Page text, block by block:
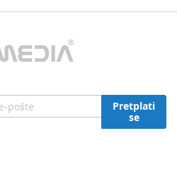
Pretplati
se